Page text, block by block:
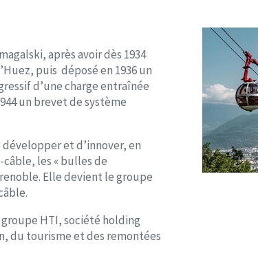
après avoir dès 1934
puis déposé en 1936 un
d’une charge entraînée
un brevet de système
et d’innover, en
les « bulles de
Elle devient le groupe
groupe HTI, société holding
du tourisme et des remontées